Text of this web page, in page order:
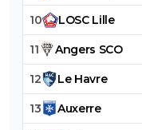
10 LOSC Lille
11 Angers SCO
12 Le Havre
13 Auxerre